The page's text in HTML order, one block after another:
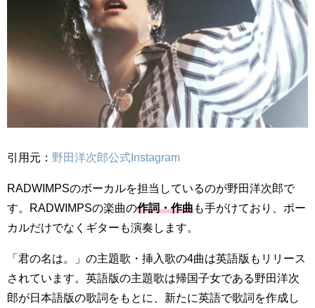
引用元： 野田洋次郎公式Instagram
RADWIMPSのボーカルを担当しているのが野田洋次郎で
す。RADWIMPSの楽曲の作詞・作曲も手がけており、ボー
カルだけでなくギターも演奏します。
「君の名は。」の主題歌・挿入歌の4曲は英語版もリリース
されています。英語版の主題歌は帰国子女である野田洋次
郎が日本語版の歌詞をもとに、新たに英語で歌詞を作成し